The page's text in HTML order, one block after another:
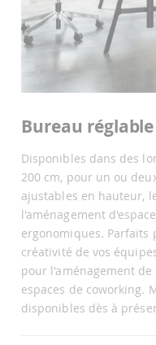
début
la
Galerie
d’images
Bureau
Disponibles dans des
200 cm, pour un ou
ajustables en hauteur,
l'aménagement
ergonomiques. Parfaits
créativité de vos
pour l'aménagement de
espaces de coworking.
disponibles dès à